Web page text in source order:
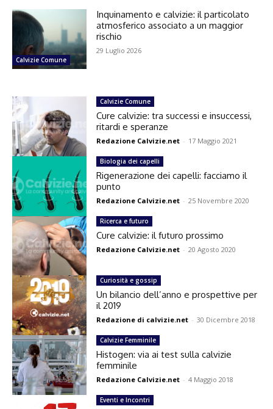
Calvizie Comune
Inquinamento e calvizie: il particolato
atmosferico associato a un maggior
rischio
29 Luglio 2026
Calvizie Comune
Cure calvizie: tra successi e insuccessi,
ritardi e speranze
Redazione Calvizie.net - 17 Maggio 2021
Biologia dei capelli
Rigenerazione dei capelli: facciamo il
punto
Redazione Calvizie.net - 25 Novembre 2020
Ricerca e futuro
Cure calvizie: il futuro prossimo
Redazione Calvizie.net - 20 Agosto 2020
Curiosità e gossip
Un bilancio dell’anno e prospettive per
il 2019
Redazione di calvizie.net - 30 Dicembre 2018
Calvizie Femminile
Histogen: via ai test sulla calvizie
femminile
Redazione Calvizie.net - 4 Maggio 2018
Eventi e Incontri